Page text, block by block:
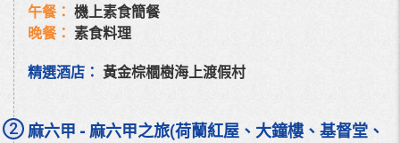
午餐： 機上素食簡餐
晚餐： 素食料理
精選酒店： 黃金棕櫚樹海上渡假村
2 麻六甲 - 麻六甲之旅(荷蘭紅屋、大鐘樓、基督堂、